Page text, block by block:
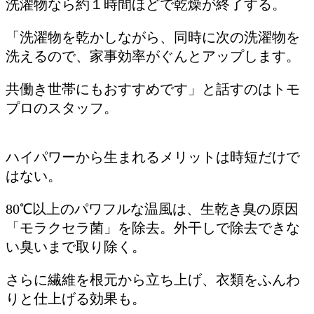
洗濯物なら約１時間ほどで乾燥が終了する。
「洗濯物を乾かしながら、同時に次の洗濯物を
洗えるので、家事効率がぐんとアップします。
共働き世帯にもおすすめです」と話すのはトモ
プロのスタッフ。
ハイパワーから生まれるメリットは時短だけで
はない。
80℃以上のパワフルな温風は、生乾き臭の原因
「モラクセラ菌」を除去。外干しで除去できな
い臭いまで取り除く。
さらに繊維を根元から立ち上げ、衣類をふんわ
りと仕上げる効果も。